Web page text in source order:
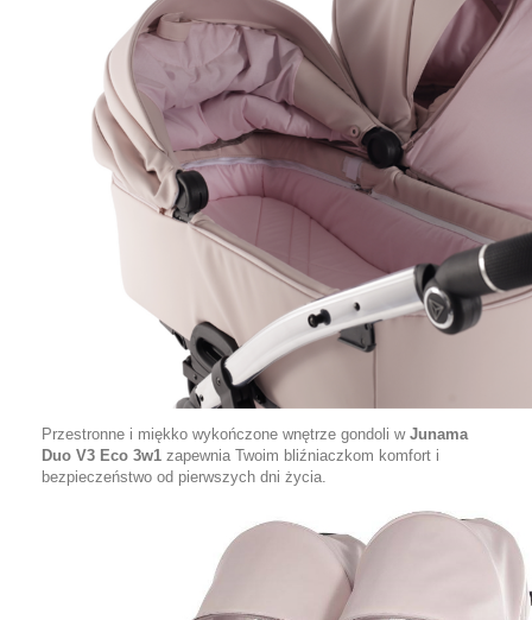
Przestronne i miękko wykończone wnętrze gondoli w Junama
Duo V3 Eco 3w1 zapewnia Twoim bliźniaczkom komfort i
bezpieczeństwo od pierwszych dni życia.